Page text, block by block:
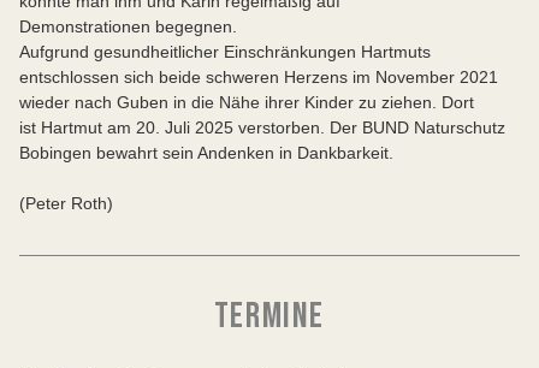
Demonstrationen begegnen.
Aufgrund gesundheitlicher Einschränkungen Hartmuts
entschlossen sich beide schweren Herzens im November 2021
wieder nach Guben in die Nähe ihrer Kinder zu ziehen. Dort
ist Hartmut am 20. Juli 2025 verstorben. Der BUND Naturschutz
Bobingen bewahrt sein Andenken in Dankbarkeit.
(Peter Roth)
TERMINE